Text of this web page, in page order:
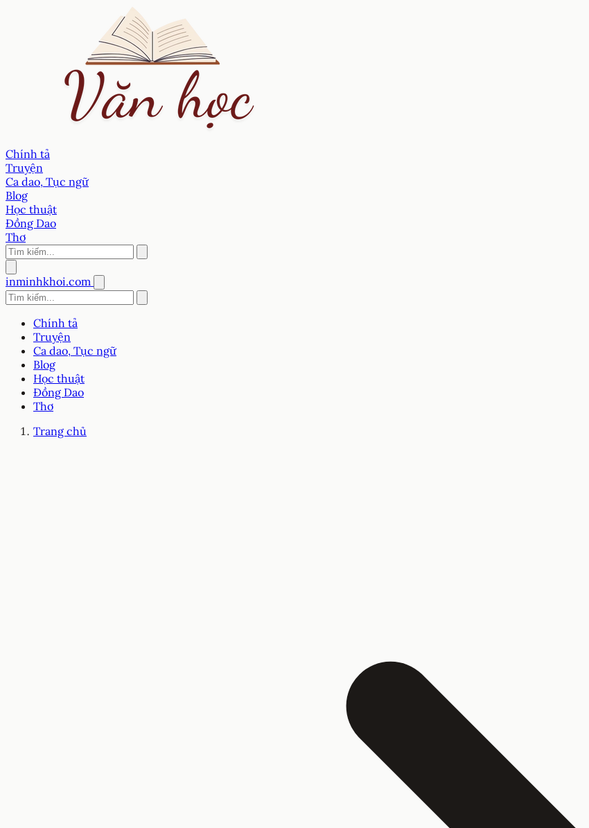
Chính tả
Truyện
Ca dao, Tục ngữ
Blog
Học thuật
Đồng Dao
Thơ
inminhkhoi.com
Chính tả
Truyện
Ca dao, Tục ngữ
Blog
Học thuật
Đồng Dao
Thơ
Trang chủ